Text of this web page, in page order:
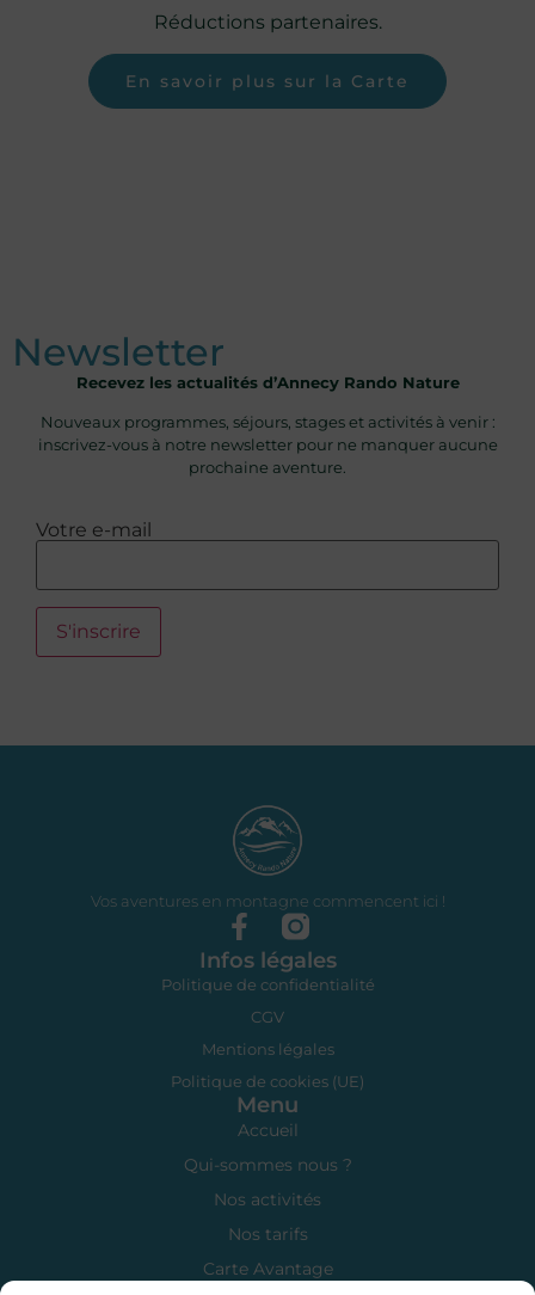
Réductions partenaires.
En savoir plus sur la Carte
Newsletter
Recevez les actualités d’Annecy Rando Nature
Nouveaux programmes, séjours, stages et activités à venir :
inscrivez-vous à notre newsletter pour ne manquer aucune
prochaine aventure.
Votre e-mail
Vos aventures en montagne commencent ici !
Menu
Accueil
Qui-sommes nous ?
Nos activités
Nos tarifs
Carte Avantage
Infos légales
Politique de confidentialité
CGV
Mentions légales
Politique de cookies (UE)